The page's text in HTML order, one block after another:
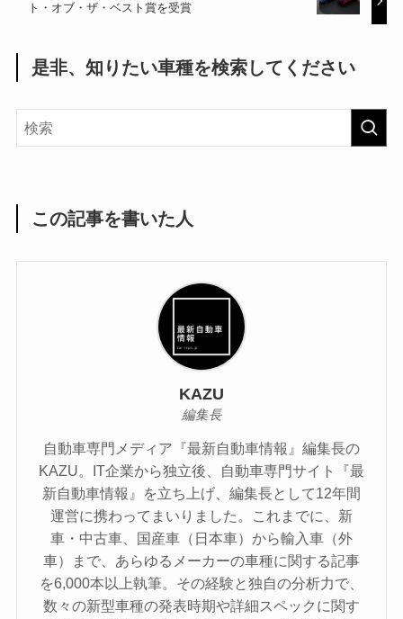
ト・オブ・ザ・ベスト賞を受賞
是非、知りたい車種を検索してください
この記事を書いた人
KAZU
編集長
自動車専門メディア『最新自動車情報』編集長の
KAZU。IT企業から独立後、自動車専門サイト『最
新自動車情報』を立ち上げ、編集長として12年間
運営に携わってまいりました。これまでに、新
車・中古車、国産車（日本車）から輸入車（外
車）まで、あらゆるメーカーの車種に関する記事
を6,000本以上執筆。その経験と独自の分析力で、
数々の新型車種の発表時期や詳細スペックに関す